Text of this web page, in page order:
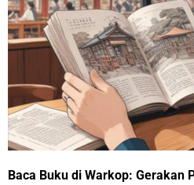
Baca Buku di Warkop: Gerakan